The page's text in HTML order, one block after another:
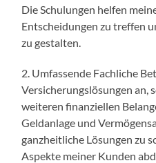
Die Schulungen helfen
Entscheidungen zu treffen
zu gestalten.
2. Umfassende Fachliche
Versicherungslösungen an,
weiteren finanziellen
Geldanlage und
ganzheitliche Lösungen zu
Aspekte meiner Kunden